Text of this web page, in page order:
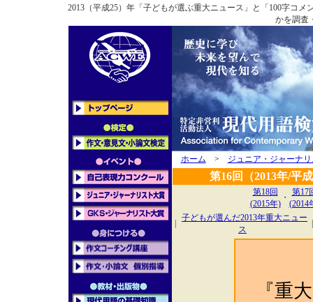
2013（平成25）年「子どもが選ぶ重大ニュース」と「100字コ
かを調査
ホーム > ジュニア・ジャーナ
第16回（2013年/平
第18回
(2015年)
・
第17
(2014
子どもが選んだ2013年重大ニュー
ス
『重